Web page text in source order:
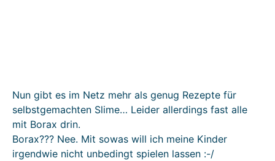
Nun gibt es im Netz mehr als genug Rezepte für
selbstgemachten Slime… Leider allerdings fast alle
mit Borax drin.
Borax??? Nee. Mit sowas will ich meine Kinder
irgendwie nicht unbedingt spielen lassen :-/